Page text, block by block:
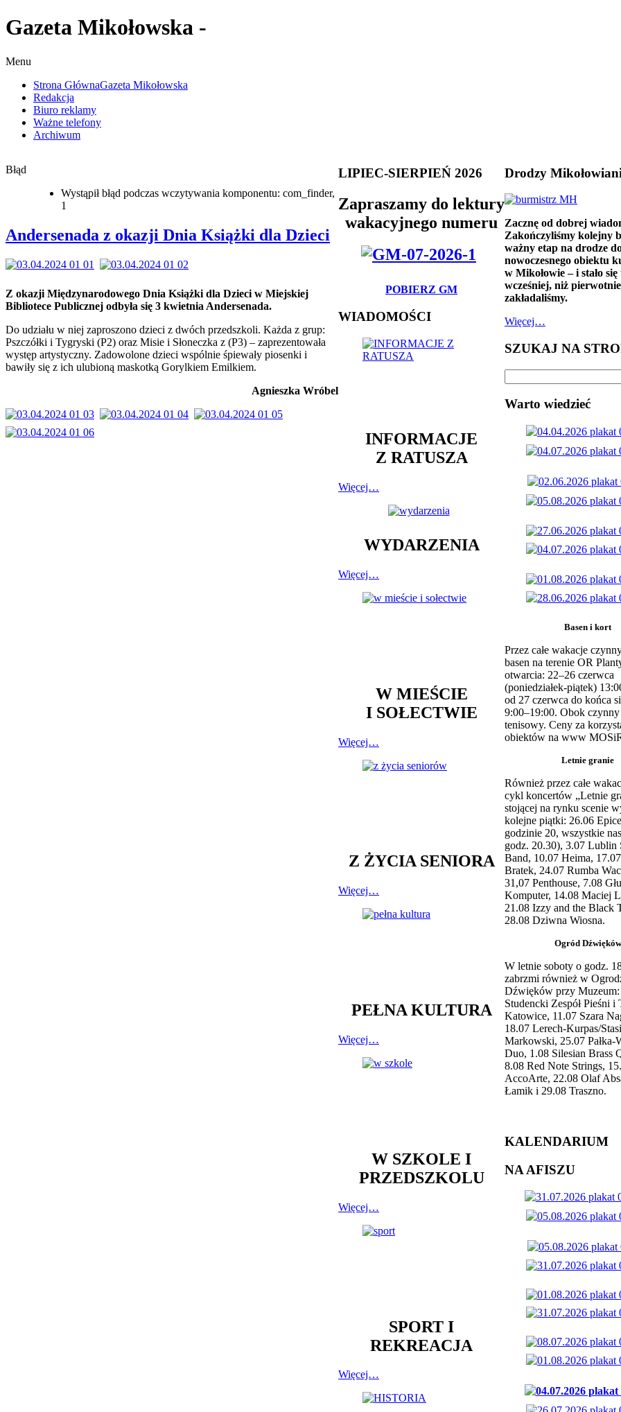
Gazeta Mikołowska -
Menu
Strona GłównaGazeta Mikołowska
Redakcja
Biuro reklamy
Ważne telefony
Archiwum
Błąd
Wystąpił błąd podczas wczytywania komponentu: com_finder,
1
Andersenada z okazji Dnia Książki dla Dzieci
Z okazji Międzynarodowego Dnia Książki dla Dzieci w Miejskiej
Bibliotece Publicznej odbyła się 3 kwietnia Andersenada.
Do udziału w niej zaproszono dzieci z dwóch przedszkoli. Każda z grup:
Pszczółki i Tygryski (P2) oraz Misie i Słoneczka z (P3) – zaprezentowała
występ artystyczny. Zadowolone dzieci wspólnie śpiewały piosenki i
bawiły się z ich ulubioną maskotką Gorylkiem Emilkiem.
Agnieszka Wróbel
LIPIEC-SIERPIEŃ 2026
Zapraszamy do lektury
wakacyjnego numeru
POBIERZ GM
WIADOMOŚCI
INFORMACJE
Z RATUSZA
Więcej…
WYDARZENIA
Więcej…
W MIEŚCIE
I SOŁECTWIE
Więcej…
Z ŻYCIA SENIORA
Więcej…
PEŁNA KULTURA
Więcej…
W SZKOLE I
PRZEDSZKOLU
Więcej…
SPORT I
REKREACJA
Więcej…
Drodzy
Zacznę od dobrej
Zakończyliśmy kolejny
ważny etap na drodze
nowoczesnego obiektu
w Mikołowie – i stało się
wcześniej, niż pierwotnie
zakładaliśmy.
Więcej…
SZUKAJ NA
Warto wiedzieć
Basen i kort
Przez całe wakacje
basen na terenie OR
otwarcia: 22–26 czerwca
(poniedziałek-piątek)
od 27 czerwca do końca
9:00–19:00. Obok
tenisowy. Ceny za
obiektów na www
Letnie granie
Również przez całe
cykl koncertów „Letnie
stojącej na rynku scenie
kolejne piątki: 26.06
godzinie 20, wszystkie
godz. 20.30), 3.07 Lublin
Band, 10.07 Heima,
Bratek, 24.07 Rumba
31,07 Penthouse, 7.08
Komputer, 14.08 Maciej
21.08 Izzy and the Black
28.08 Dziwna Wiosna.
Ogród Dźwięków
W letnie soboty o godz.
zabrzmi również w
Dźwięków przy
Studencki Zespół Pieśni i
Katowice, 11.07 Szara
18.07 Lerech-Kurpas/
Markowski, 25.07 Pałka-
Duo, 1.08 Silesian Brass
8.08 Red Note Strings,
AccoArte, 22.08 Olaf
Łamik i 29.08 Traszno.
KALENDARIUM
NA AFISZU